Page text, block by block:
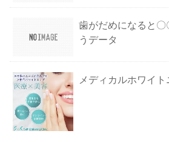
歯がだめになると
うデータ
メディカルホワイ